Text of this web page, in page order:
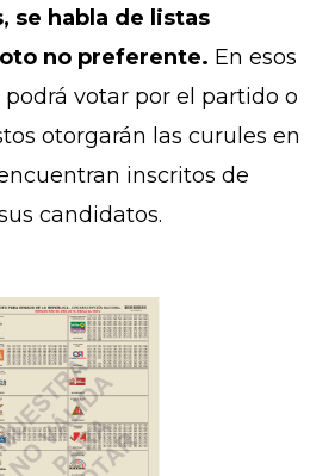
se habla de listas
no preferente. En esos
podrá votar por el partido o
otorgarán las curules en
inscritos de
candidatos.